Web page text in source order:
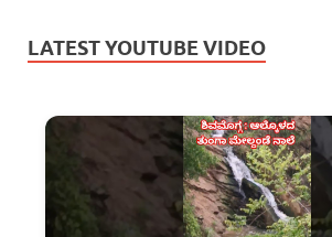
LATEST YOUTUBE VIDEO